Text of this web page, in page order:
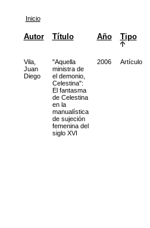
Inicio
Autor Título Año Tipo
Vila,
Juan
Diego
"Aquella
ministra de
el demonio,
Celestina":
El fantasma
de Celestina
en la
manualística
de sujeción
femenina del
siglo XVI
2006 Artículo